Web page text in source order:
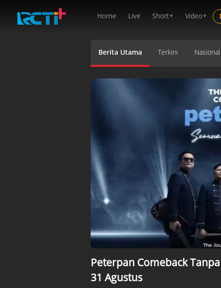
Home Live Short+ Video+
Berita Utama Terkini Nasional
Peterpan Comeback
31 Agustus